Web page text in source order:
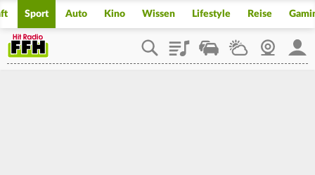
Sport Auto Kino Wissen Lifestyle Reise
PlaylistStaupilotWetterWebcam